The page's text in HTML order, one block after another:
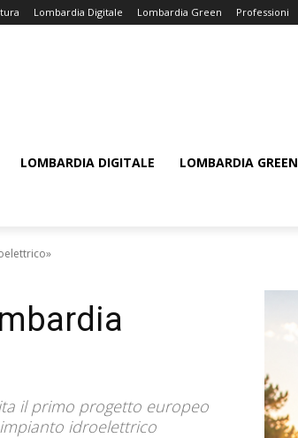
Lombardia Digitale Lombardia Green Professioni
LOMBARDIA DIGITALE LOMBARDIA GREEN
il primo progetto europeo
idroelettrico